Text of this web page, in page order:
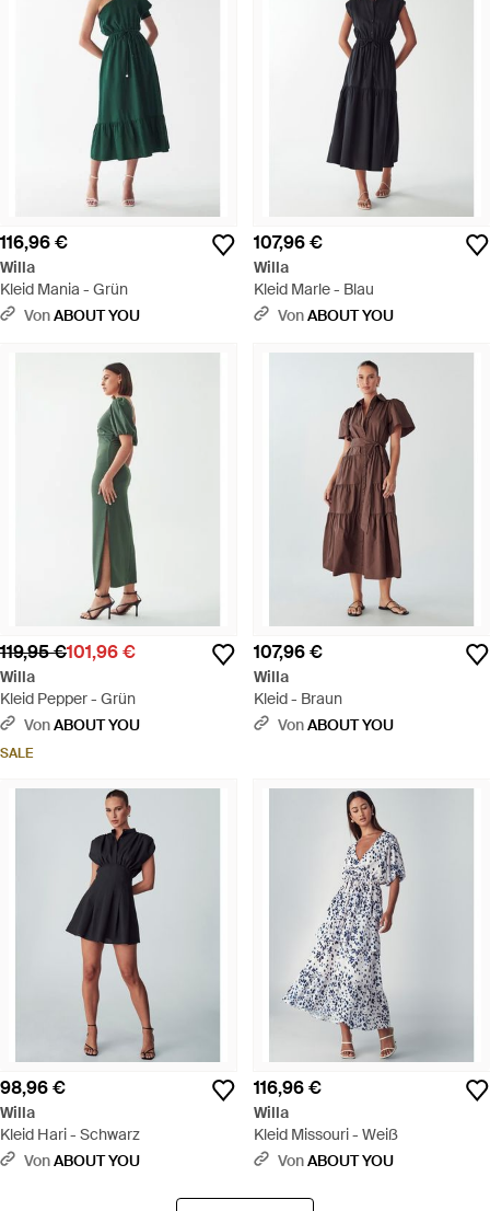
116,96 €
Willa
Kleid Mania - Grün
VonABOUT YOU
107,96 €
Willa
Kleid Marle - Blau
VonABOUT YOU
119,95 €101,96 €
Willa
Kleid Pepper - Grün
VonABOUT YOU
SALE
107,96 €
Willa
Kleid - Braun
VonABOUT YOU
98,96 €
Willa
Kleid Hari - Schwarz
VonABOUT YOU
116,96 €
Willa
Kleid Missouri - Weiß
VonABOUT YOU